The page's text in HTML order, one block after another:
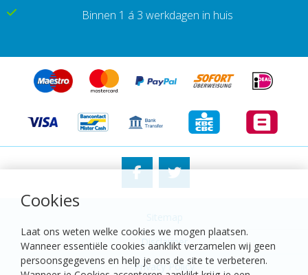
Cookies
Laat ons weten welke cookies we mogen plaatsen.
Wanneer essentiële cookies aanklikt verzamelen wij geen
persoonsgegevens en help je ons de site te verbeteren.
Binnen 1 á 3 werkdagen in huis
Disclaimer
Privacy Policy